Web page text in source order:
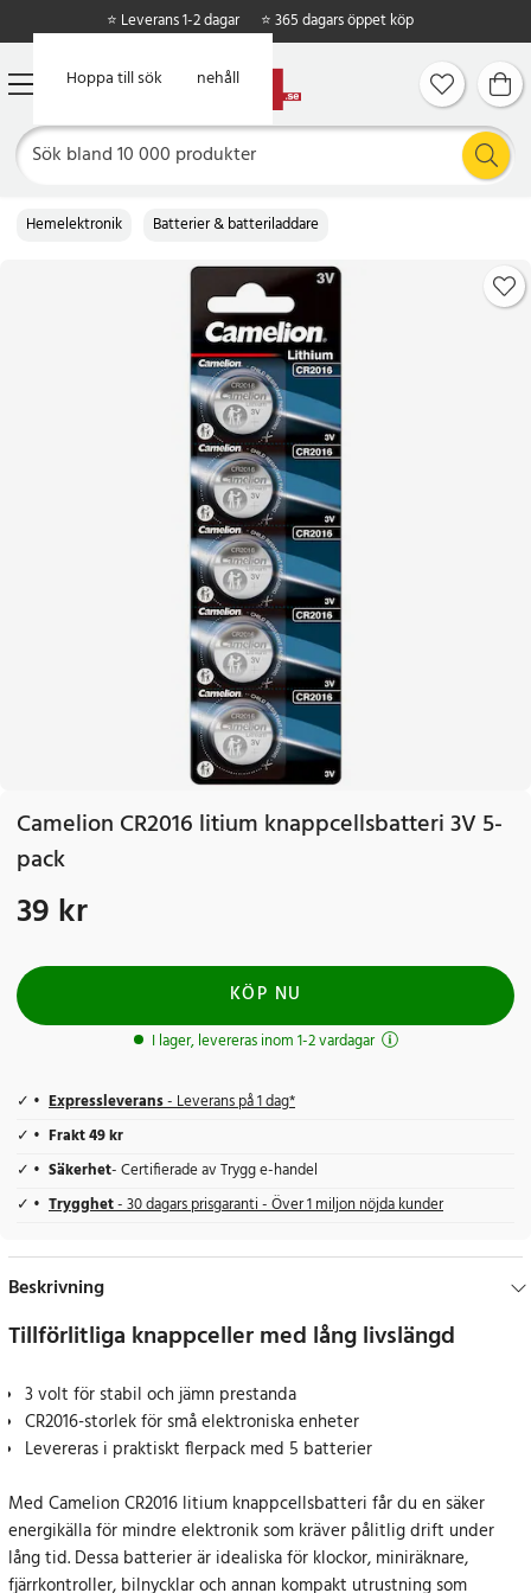
Hoppa till huvudinnehåll
Hoppa till sök
⭐ Leverans 1-2 dagar ⭐ 365 dagars öppet köp
Hemelektronik Batterier & batteriladdare
Camelion CR2016 litium knappcellsbatteri 3V 5-
pack
Pris: 39 kr
39 kr
KÖP NU
I lager, levereras inom 1-2 vardagar
Expressleverans- Leverans på 1 dag*
Frakt 49 kr
Säkerhet- Certifierade av Trygg e-handel
Trygghet- 30 dagars prisgaranti - Över 1 miljon nöjda kunder
Beskrivning
Tillförlitliga knappceller med lång livslängd
3 volt för stabil och jämn prestanda
CR2016-storlek för små elektroniska enheter
Levereras i praktiskt flerpack med 5 batterier
Med Camelion CR2016 litium knappcellsbatteri får du en säker
energikälla för mindre elektronik som kräver pålitlig drift under
lång tid. Dessa batterier är idealiska för klockor, miniräknare,
fjärrkontroller, bilnycklar och annan kompakt utrustning som